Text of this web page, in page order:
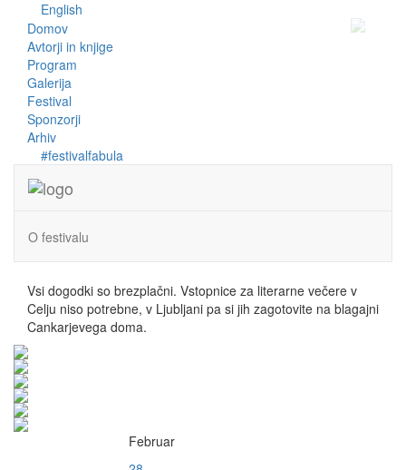
English
Domov
Avtorji in knjige
Program
Galerija
Festival
Sponzorji
Arhiv
#festivalfabula
O festivalu
Vsi dogodki so brezplačni. Vstopnice za literarne večere v
Celju niso potrebne, v Ljubljani pa si jih zagotovite na blagajni
Cankarjevega doma.
Februar